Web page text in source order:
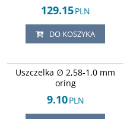
129.15PLN
DO KOSZYKA
Uszczelka ∅ 2,58-1,0 mm
oring
9.10PLN